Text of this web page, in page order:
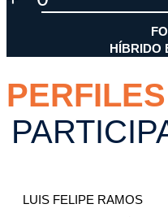
HÍBRIDO
LUIS FELIPE RAMOS